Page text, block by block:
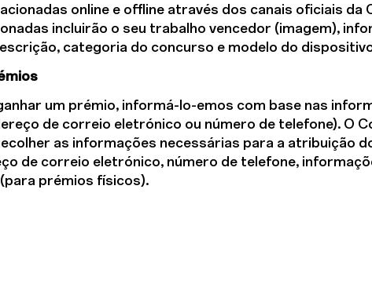
online e offline através dos canais oficiais da
incluirão o seu trabalho vencedor (imagem),
categoria do concurso e modelo do
um prémio, informá-lo-emos com base nas
de correio eletrónico ou número de telefone). O
as informações necessárias para a atribuição
de correio eletrónico, número de telefone,
prémios físicos).